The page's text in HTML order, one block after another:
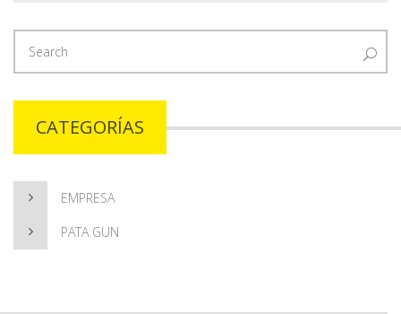
CATEGORÍAS
EMPRESA
PATA GUN